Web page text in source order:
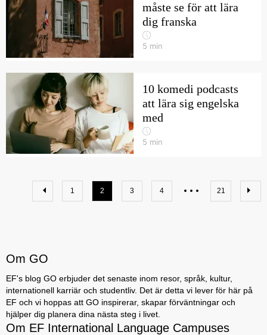
måste se för att lära
dig franska
5 min
10 komedi podcasts
att lära sig engelska
med
5 min
1 2 3 4 21
Om GO
EF's blog GO erbjuder det senaste inom resor, språk, kultur,
internationell karriär och studentliv. Det är detta vi lever för här på
EF och vi hoppas att GO inspirerar, skapar förväntningar och
hjälper dig planera dina nästa steg i livet.
Om EF International Language Campuses